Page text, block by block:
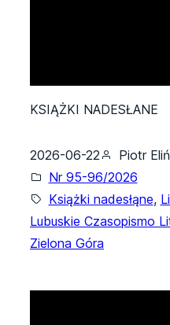
KSIĄŻKI NADESŁANE
2026-06-22 Piotr
Nr 95-96/2026
Książki nadesłąne,
Lubuskie Czasopismo
Zielona Góra